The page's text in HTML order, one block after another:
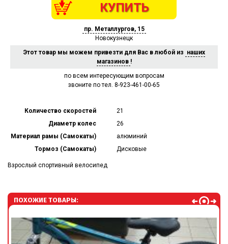
КУПИТЬ
пр. Металлургов, 15
Новокузнецк
Этот товар мы можем привезти для Вас в любой из наших
магазинов !
по всем интересующим вопросам
звоните по тел. 8-923-461-00-65
Количество скоростей
21
Диаметр колес
26
Материал рамы (Самокаты)
алюминий
Тормоз (Самокаты)
Дисковые
Взрослый спортивный велосипед
ПОХОЖИЕ ТОВАРЫ: